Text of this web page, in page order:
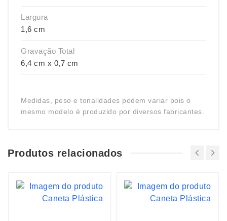
Largura
1,6 cm
Gravação Total
6,4 cm x 0,7 cm
Medidas, peso e tonalidades podem variar pois o
mesmo modelo é produzido por diversos fabricantes.
Produtos relacionados